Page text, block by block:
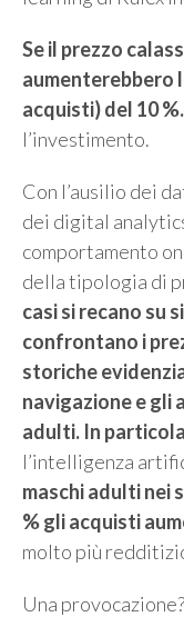
Se il prezzo
aumenterebbero
acquisti) del 10 %.
l’investimento.
Con l’ausilio dei
dei digital
comportamento
della tipologia di
casi si recano su
confrontano i
storiche
navigazione e gli
adulti. In
l’intelligenza
maschi adulti nei
% gli acquisti
molto più
Una